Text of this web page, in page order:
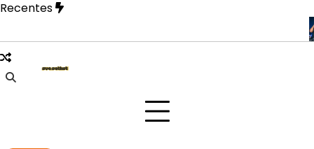
Skip
content
Recentes
festa Tangerica antes de apresentação no Rock in Rio